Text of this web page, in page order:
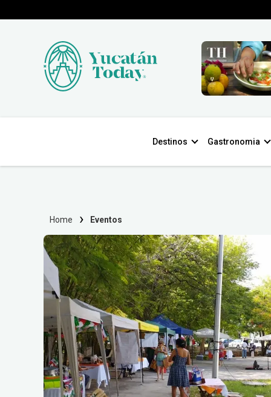
Destinos Gastronomia
Home Eventos